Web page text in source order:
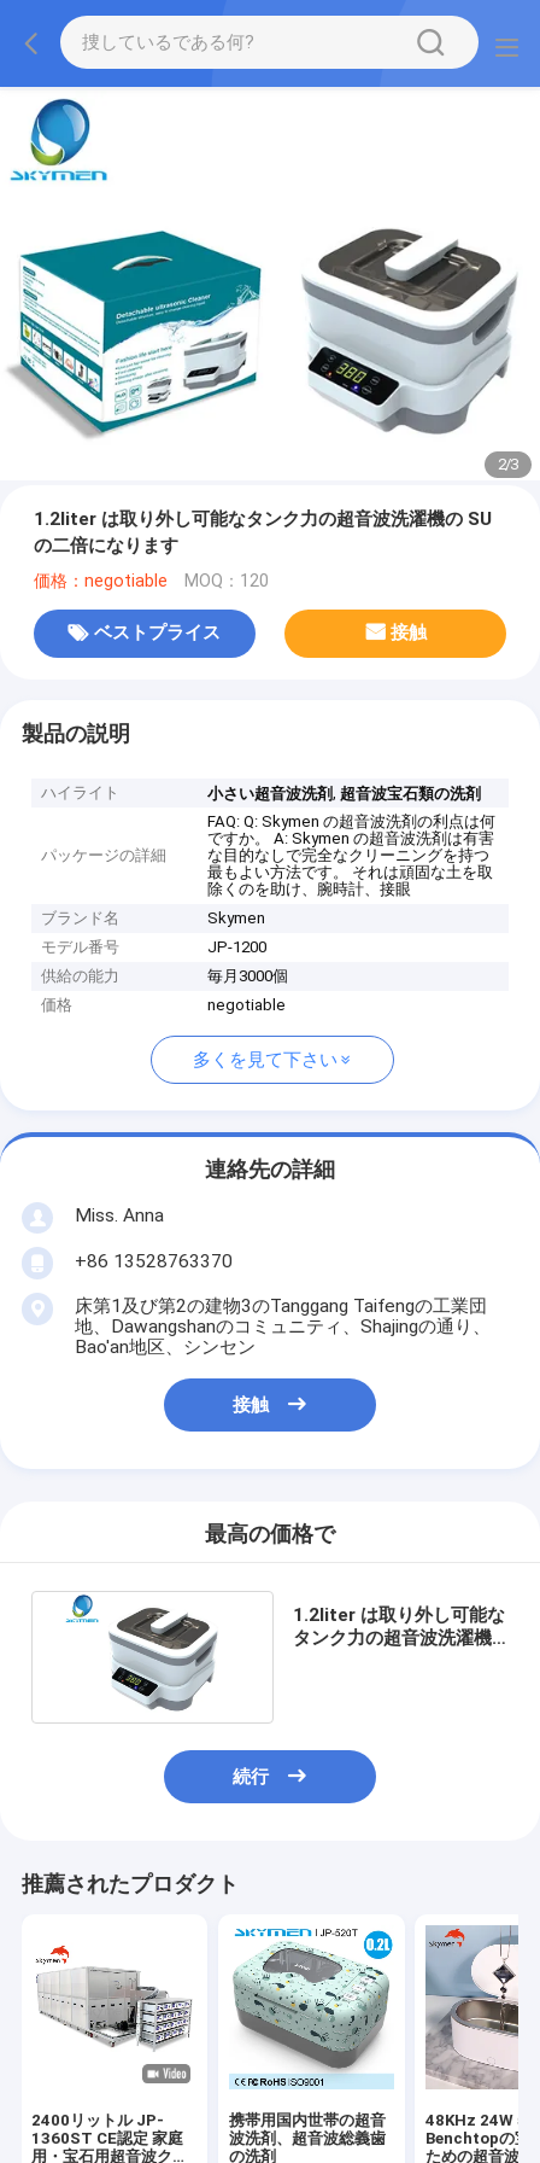
2/3
1.2liter は取り外し可能なタンク力の超音波洗濯機の SU
の二倍になります
価格：negotiable MOQ：120
ベストプライス 接触
製品の説明
ハイライト 小さい超音波洗剤,超音波宝石類の洗剤
パッケージの詳細
FAQ: Q: Skymen の超音波洗剤の利点は何
ですか。 A: Skymen の超音波洗剤は有害
な目的なしで完全なクリーニングを持つ
最もよい方法です。 それは頑固な土を取
除くのを助け、腕時計、接眼
ブランド名
Skymen
モデル番号
JP-1200
供給の能力
毎月3000個
価格
negotiable
多くを見て下さい
連絡先の詳細
Miss. Anna
+86 13528763370
床第1及び第2の建物3のTanggang Taifengの工業団
地、Dawangshanのコミュニティ、Shajingの通り、
Bao'an地区、シンセン
接触
最高の価格で
1.2liter は取り外し可能な
タンク力の超音波洗濯機
続行
推薦されたプロダクト
2400リットル JP-
1360ST CE認定 家庭
用・宝石用超音波クリ
携帯用国内世帯の超音
波洗剤、超音波総義歯
の洗剤
48KHz 24W
Benchtopの宝
ための超音波ガ